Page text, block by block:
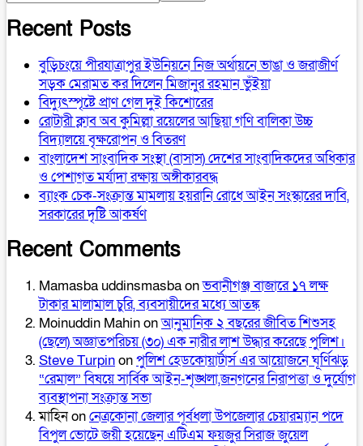
Recent Posts
বুড়িচংয়ে পীরযাত্রাপুর ইউনিয়নে নিজ অর্থায়নে ভাঙা ও জরাজীর্ণ
সড়ক মেরামত কর দিলেন মিজানুর রহমান ভুঁইয়া
বিদ্যুৎস্পৃষ্টে প্রাণ গেল দুই কিশোরের
রোটারী ক্লাব অব কুমিল্লা রয়েলের আছিয়া গণি বালিকা উচ্চ
বিদ্যালয়ে বৃক্ষরোপন ও বিতরণ
বাংলাদেশ সাংবাদিক সংস্থা (বাসাস) দেশের সাংবাদিকদের অধিকার
ও পেশাগত মর্যাদা রক্ষায় অঙ্গীকারবদ্ধ
ব্যাংক চেক-সংক্রান্ত মামলায় হয়রানি রোধে আইন সংস্কারের দাবি,
সরকারের দৃষ্টি আকর্ষণ
Recent Comments
Mamasba uddinsmasbaonভবানীগঞ্জ বাজারে ১৭ লক্ষ
টাকার মালামাল চুরি, ব্যবসায়ীদের মধ্যে আতঙ্ক
Moinuddin Mahinonআনুমানিক ২ বছরের জীবিত শিশুসহ
(ছেলে) অজ্ঞাতপরিচয় (৩০) এক নারীর লাশ উদ্ধার করেছে পুলিশ।
Steve Turpinonপুলিশ হেডকোয়ার্টার্স এর আয়োজনে ঘূর্ণিঝড়
“রেমাল” বিষয়ে সার্বিক আইন-শৃঙ্খলা,জনগনের নিরাপত্তা ও দুর্যোগ
ব্যবস্থাপনা সংক্রান্ত সভা
মাহিনonনেত্রকোনা জেলার পূর্বধলা উপজেলার চেয়ারম্যান পদে
বিপুল ভোটে জয়ী হয়েছেন এটিএম ফয়জুর সিরাজ জুয়েল